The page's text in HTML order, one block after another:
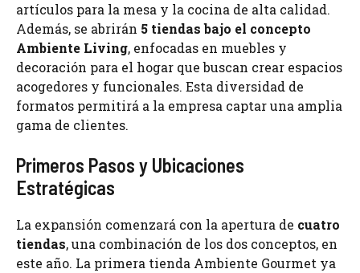
artículos para la mesa y la cocina de alta calidad.
Además, se abrirán 5 tiendas bajo el concepto
Ambiente Living, enfocadas en muebles y
decoración para el hogar que buscan crear espacios
acogedores y funcionales. Esta diversidad de
formatos permitirá a la empresa captar una amplia
gama de clientes.
Primeros Pasos y Ubicaciones
Estratégicas
La expansión comenzará con la apertura de cuatro
tiendas, una combinación de los dos conceptos, en
este año. La primera tienda Ambiente Gourmet ya